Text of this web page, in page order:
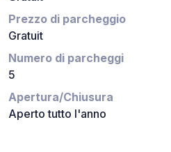
Prezzo di parcheggio
Gratuit
Numero di parcheggi
5
Apertura/Chiusura
Aperto tutto l'anno